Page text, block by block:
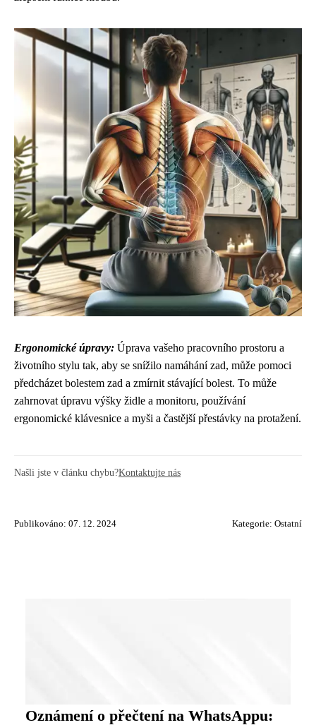
Ergonomické úpravy: Úprava vašeho pracovního prostoru a
životního stylu tak, aby se snížilo namáhání zad, může pomoci
předcházet bolestem zad a zmírnit stávající bolest. To může
zahrnovat úpravu výšky židle a monitoru, používání
ergonomické klávesnice a myši a častější přestávky na protažení.
Našli jste v článku chybu?Kontaktujte nás
Publikováno: 07. 12. 2024 Kategorie: Ostatní
Oznámení o přečtení na WhatsAppu: